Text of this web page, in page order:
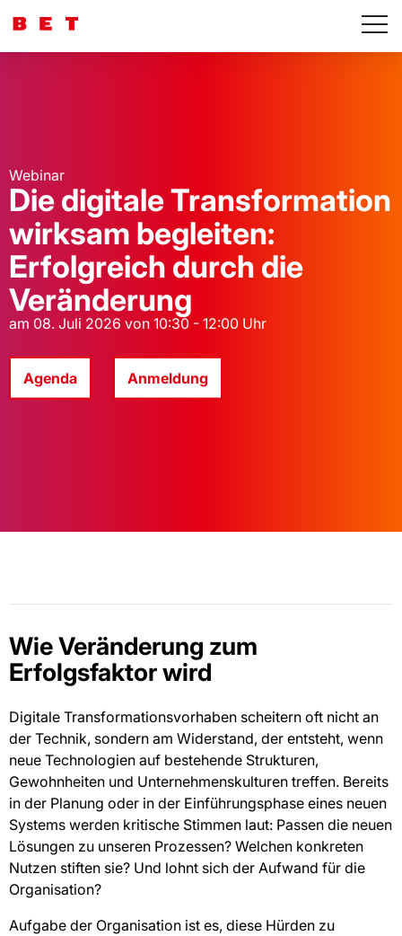
Webinar
Die digitale Transformation
wirksam begleiten:
Erfolgreich durch die
Veränderung
am 08. Juli 2026 von 10:30 - 12:00 Uhr
Agenda Anmeldung
Wie Veränderung zum
Erfolgsfaktor wird
Digitale Transformationsvorhaben scheitern oft nicht an
der Technik, sondern am Widerstand, der entsteht, wenn
neue Technologien auf bestehende Strukturen,
Gewohnheiten und Unternehmenskulturen treffen. Bereits
in der Planung oder in der Einführungsphase eines neuen
Systems werden kritische Stimmen laut: Passen die neuen
Lösungen zu unseren Prozessen? Welchen konkreten
Nutzen stiften sie? Und lohnt sich der Aufwand für die
Organisation?
Aufgabe der Organisation ist es, diese Hürden zu